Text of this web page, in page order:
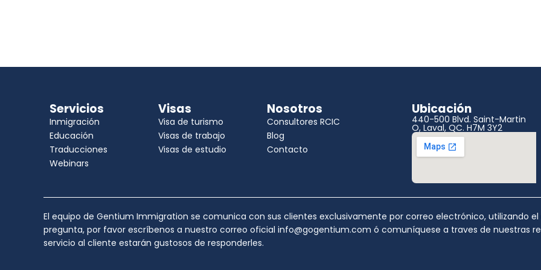
Servicios
Inmigración
Educación
Traducciones
Webinars
Visas
Visa de turismo
Visas de trabajo
Visas de estudio
Nosotros
Consultores RCIC
Blog
Contacto
Ubicación
440-500 Blvd. Saint-Martin
O, Laval, QC. H7M 3Y2
El equipo de Gentium Immigration se comunica con sus clientes exclusivamente por correo electrónico, utilizando
pregunta, por favor escríbenos a nuestro correo oficial info@gogentium.com ó comuníquese a traves de nuestras
servicio al cliente estarán gustosos de responderles.